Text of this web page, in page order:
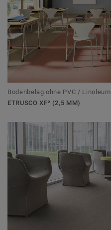
Bodenbelag ohne PVC /
ETRUSCO XF² (2,5 MM)